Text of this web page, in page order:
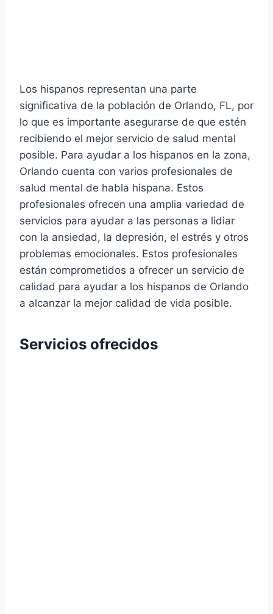
Los hispanos representan una parte
significativa de la población de Orlando, FL, por
lo que es importante asegurarse de que estén
recibiendo el mejor servicio de salud mental
posible. Para ayudar a los hispanos en la zona,
Orlando cuenta con varios profesionales de
salud mental de habla hispana. Estos
profesionales ofrecen una amplia variedad de
servicios para ayudar a las personas a lidiar
con la ansiedad, la depresión, el estrés y otros
problemas emocionales. Estos profesionales
están comprometidos a ofrecer un servicio de
calidad para ayudar a los hispanos de Orlando
a alcanzar la mejor calidad de vida posible.
Servicios ofrecidos